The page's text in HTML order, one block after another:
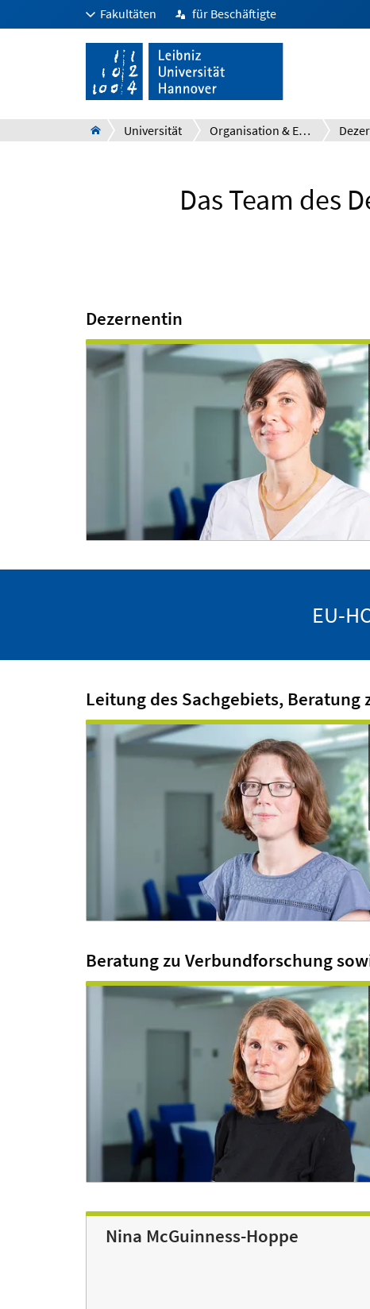
Fakultäten für Beschäftigte
Universität Organisation & Einrichtungen
Das Team des
Dezernentin
©
EU-
Leitung des Sachgebiets,
©
Beratung zu Verbundforschung
©
Nina McGuinness-Hoppe